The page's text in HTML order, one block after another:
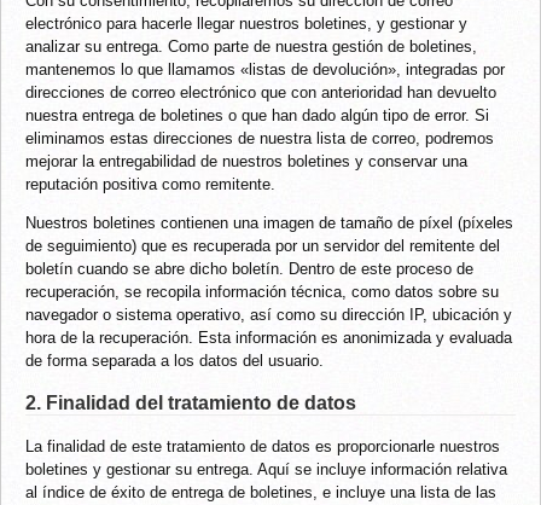
electrónico para hacerle llegar nuestros boletines, y gestionar y
analizar su entrega. Como parte de nuestra gestión de boletines,
mantenemos lo que llamamos «listas de devolución», integradas por
direcciones de correo electrónico que con anterioridad han devuelto
nuestra entrega de boletines o que han dado algún tipo de error. Si
eliminamos estas direcciones de nuestra lista de correo, podremos
mejorar la entregabilidad de nuestros boletines y conservar una
reputación positiva como remitente.
Nuestros boletines contienen una imagen de tamaño de píxel (píxeles
de seguimiento) que es recuperada por un servidor del remitente del
boletín cuando se abre dicho boletín. Dentro de este proceso de
recuperación, se recopila información técnica, como datos sobre su
navegador o sistema operativo, así como su dirección IP, ubicación y
hora de la recuperación. Esta información es anonimizada y evaluada
de forma separada a los datos del usuario.
2. Finalidad del tratamiento de datos
La finalidad de este tratamiento de datos es proporcionarle nuestros
boletines y gestionar su entrega. Aquí se incluye información relativa
al índice de éxito de entrega de boletines, e incluye una lista de las